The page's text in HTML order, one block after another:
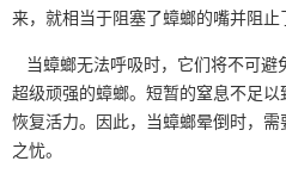
来，就相当于阻塞了蟑螂的嘴并阻止
当蟑螂无法呼吸时，它们将不可避
超级顽强的蟑螂。短暂的窒息不足
恢复活力。因此，当蟑螂晕倒时，
之忧。